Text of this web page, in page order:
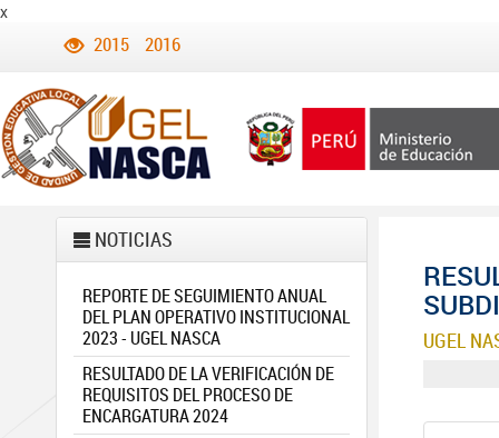
x
2015 2016
NOTICIAS
REPORTE DE SEGUIMIENTO ANUAL
DEL PLAN OPERATIVO INSTITUCIONAL
2023 - UGEL NASCA
RESULTADO DE LA VERIFICACIÓN DE
REQUISITOS DEL PROCESO DE
ENCARGATURA 2024
UGEL